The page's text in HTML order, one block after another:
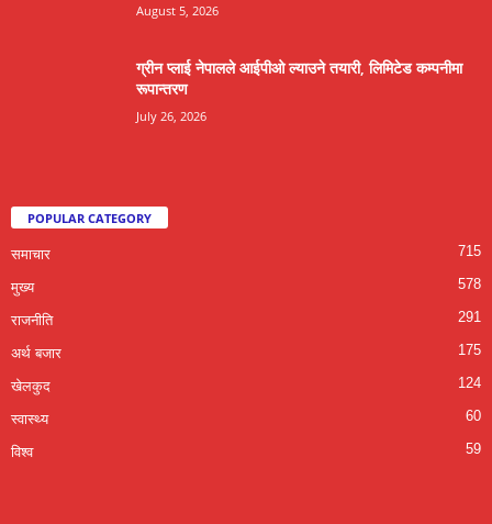
August 5, 2026
ग्रीन प्लाई नेपालले आईपीओ ल्याउने तयारी, लिमिटेड कम्पनीमा
रूपान्तरण
July 26, 2026
POPULAR CATEGORY
समाचार 715
मुख्य 578
राजनीति 291
अर्थ बजार 175
खेलकुद 124
स्वास्थ्य 60
विश्व 59